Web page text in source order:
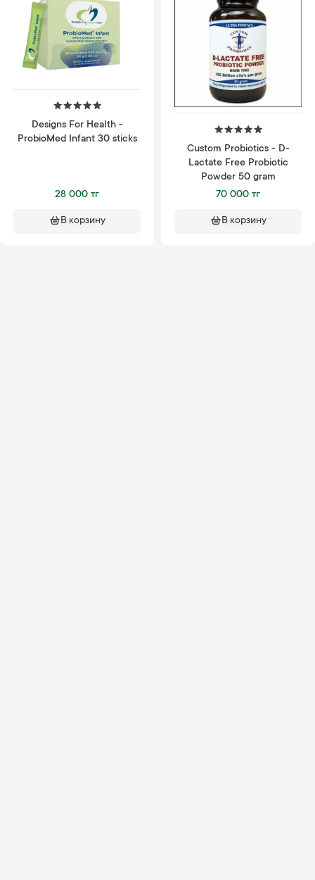
Designs For Health -
ProbioMed Infant 30 sticks
28 000 тг
В корзину
Custom Probiotics - D-
Lactate Free Probiotic
Powder 50 gram
70 000 тг
В корзину